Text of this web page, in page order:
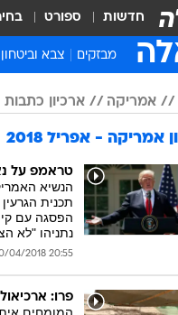
חדשות ספורט
מבזקים צבא וביטחון
אמריקה ארכיון כתבות 2018
אמריקה - אפריל 2018
טראמפ על
הנשיא
הפסגה עם
נתניהו "לא
20:55 30/04/2018
פרו: